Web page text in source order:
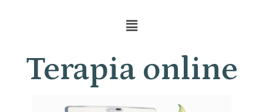
Terapia online